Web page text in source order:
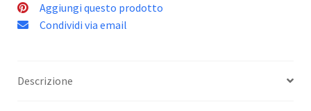
Aggiungi questo prodotto
Condividi via email
Descrizione